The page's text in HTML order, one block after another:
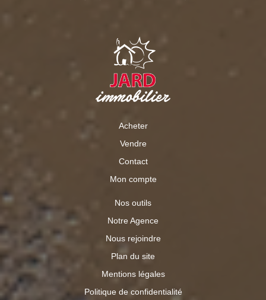
Acheter
Vendre
Contact
Mon compte
Nos outils
Notre Agence
Nous rejoindre
Plan du site
Mentions légales
Politique de confidentialité